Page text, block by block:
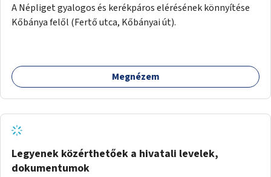
A Népliget gyalogos és kerékpáros elérésének könnyítése
Kőbánya felől (Fertő utca, Kőbányai út).
Megnézem
Legyenek közérthetőek a hivatali levelek,
dokumentumok